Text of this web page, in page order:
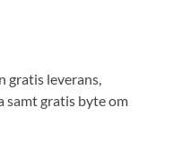
gratis leverans,
samt gratis byte om